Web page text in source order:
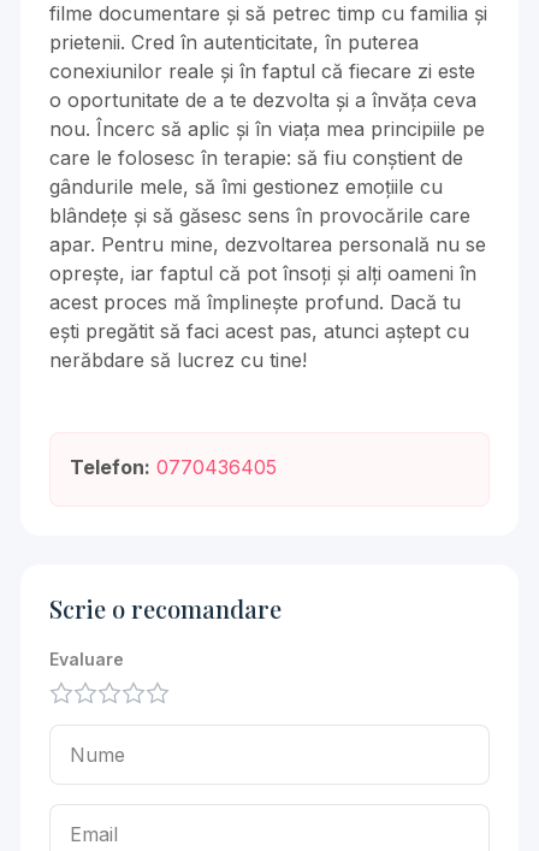
filme documentare și să petrec timp cu familia și
prietenii. Cred în autenticitate, în puterea
conexiunilor reale și în faptul că fiecare zi este
o oportunitate de a te dezvolta și a învăța ceva
nou. Încerc să aplic și în viața mea principiile pe
care le folosesc în terapie: să fiu conștient de
gândurile mele, să îmi gestionez emoțiile cu
blândețe și să găsesc sens în provocările care
apar. Pentru mine, dezvoltarea personală nu se
oprește, iar faptul că pot însoți și alți oameni în
acest proces mă împlinește profund. Dacă tu
ești pregătit să faci acest pas, atunci aștept cu
nerăbdare să lucrez cu tine!
Telefon: 0770436405
Scrie o recomandare
Evaluare